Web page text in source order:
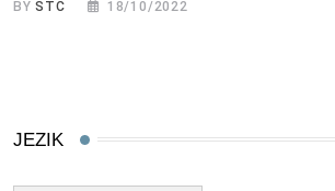
BYSTC 18/10/2022
JEZIK